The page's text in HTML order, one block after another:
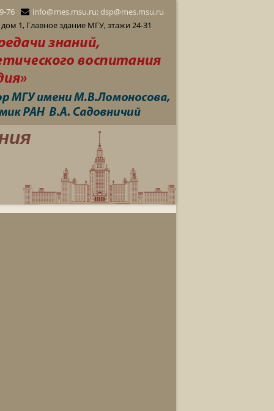
76
info@mes.msu.ru; dsp@mes.msu.ru
1, Главное здание МГУ, этажи 24-31